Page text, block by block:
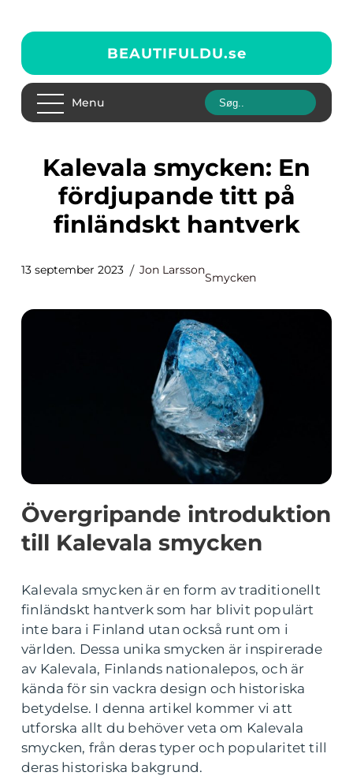
BEAUTIFULDU.se
Menu
Kalevala smycken: En
fördjupande titt på
finländskt hantverk
13 september 2023 Jon Larsson
Smycken
Övergripande introduktion
till Kalevala smycken
Kalevala smycken är en form av traditionellt
finländskt hantverk som har blivit populärt
inte bara i Finland utan också runt om i
världen. Dessa unika smycken är inspirerade
av Kalevala, Finlands nationalepos, och är
kända för sin vackra design och historiska
betydelse. I denna artikel kommer vi att
utforska allt du behöver veta om Kalevala
smycken, från deras typer och popularitet till
deras historiska bakgrund.